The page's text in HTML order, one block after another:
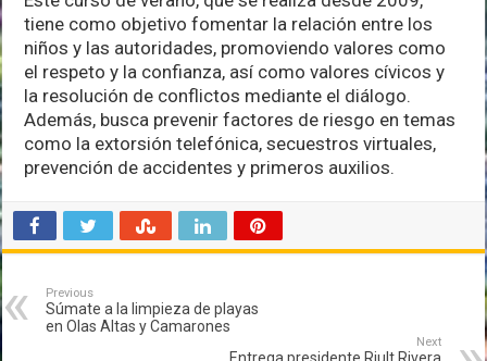
tiene como objetivo fomentar la relación entre los
niños y las autoridades, promoviendo valores como
el respeto y la confianza, así como valores cívicos y
la resolución de conflictos mediante el diálogo.
Además, busca prevenir factores de riesgo en temas
como la extorsión telefónica, secuestros virtuales,
prevención de accidentes y primeros auxilios.
Previous
Súmate a la limpieza de playas
en Olas Altas y Camarones
Next